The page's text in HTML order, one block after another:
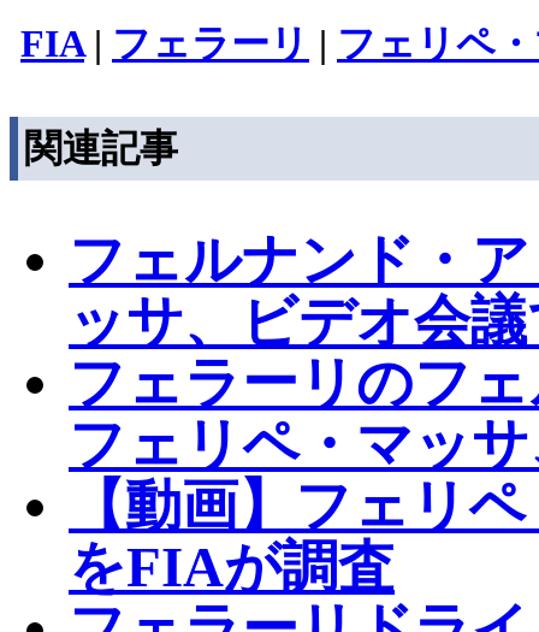
FIA| フェラーリ | フェリペ
関連記事
フェルナンド・
ッサ、ビデオ会
フェラーリのフ
フェリペ・マッ
【動画】フェリ
をFIAが調査